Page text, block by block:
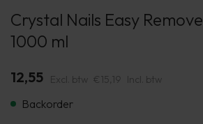
Crystal Nails Easy
1000 ml
12,55 Excl. btw €15,19 Incl. btw
Backorder